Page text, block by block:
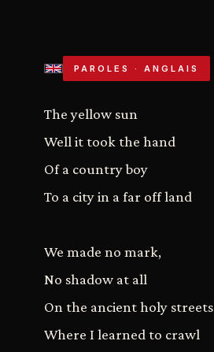
PAROLES · ANGLAIS
The yellow sun
Well it took the hand
Of a country boy
To a city in a far off land
We made no mark,
No shadow at all
On the ancient holy streets
Where I learned to crawl